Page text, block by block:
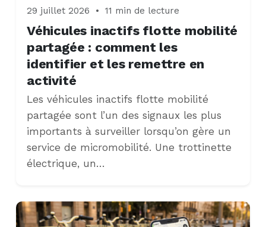
29 juillet 2026 • 11 min de lecture
Véhicules inactifs flotte mobilité
partagée : comment les
identifier et les remettre en
activité
Les véhicules inactifs flotte mobilité
partagée sont l’un des signaux les plus
importants à surveiller lorsqu’on gère un
service de micromobilité. Une trottinette
électrique, un…